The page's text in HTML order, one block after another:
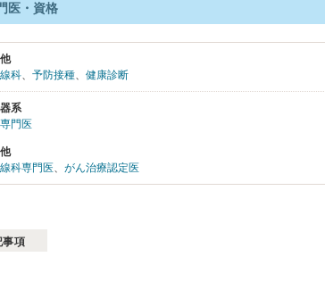
医・資格
科、 予防接種、 健康診断
系
門医
科専門医、 がん治療認定医
事項